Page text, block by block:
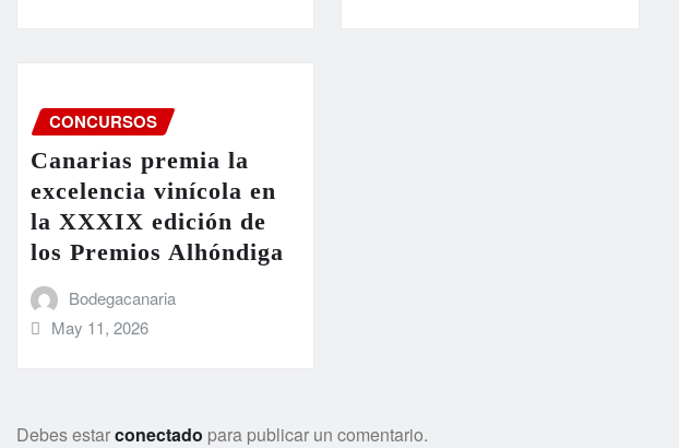
CONCURSOS
Canarias premia la
excelencia vinícola en
la XXXIX edición de
los Premios Alhóndiga
Bodegacanaria
May 11, 2026
Debes estarconectado para publicar un comentario.